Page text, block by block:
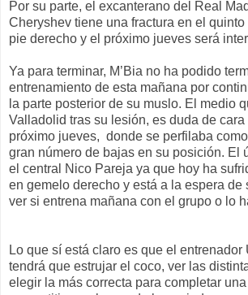
Por su parte, el excanterano del Real
Cheryshev tiene una fractura en el quinto
pie derecho y el próximo jueves será
Ya para terminar, M’Bia no ha podido
entrenamiento de esta mañana por
la parte posterior de su muslo. El medio
Valladolid tras su lesión, es duda de cara
próximo jueves, donde se perfilaba
gran número de bajas en su posición. El
el central Nico Pareja ya que hoy ha
en gemelo derecho y está a la espera de
ver si entrena mañana con el grupo o lo
Lo que sí está claro es que el entrenador
tendrá que estrujar el coco, ver las
elegir la más correcta para completar